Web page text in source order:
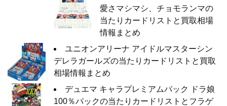
愛さマシマシ、チョモランマの
当たりカードリストと買取相場
情報まとめ
ユニオンアリーナ アイドルマスターシン
デレラガールズの当たりカードリストと買取
相場情報まとめ
デュエマ キャラプレミアムパック ドラ娘
100％パックの当たりカードリストとフラゲ